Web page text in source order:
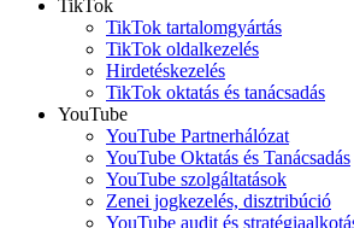
TikTok
TikTok tartalomgyártás
TikTok oldalkezelés
Hirdetéskezelés
TikTok oktatás és tanácsadás
YouTube
YouTube Partnerhálózat
YouTube Oktatás és Tanácsadás
YouTube szolgáltatások
Zenei jogkezelés, disztribúció
YouTube audit és